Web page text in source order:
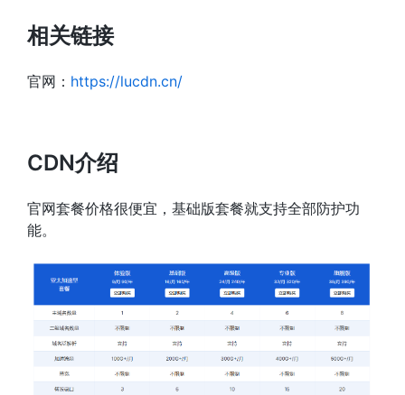
相关链接
官网： https://lucdn.cn/
CDN介绍
官网套餐价格很便宜，基础版套餐就支持全部防护功
能。